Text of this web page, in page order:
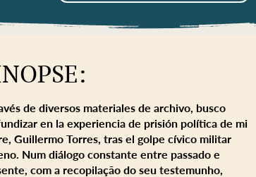
de diversos materiales de archivo, busco
en la experiencia de prisión política de mi
Guillermo Torres, tras el golpe cívico militar
Num diálogo constante entre passado e
com a recopilação do seu testemunho,